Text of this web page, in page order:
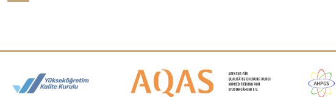
Akreditasyon ve Üyelik Logoları